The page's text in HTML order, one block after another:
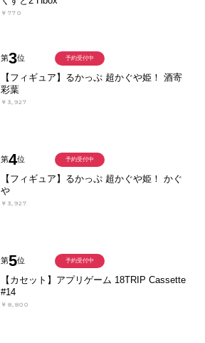
￥770
第3位
【フィギュア】るかっぷ 超かぐや姫！ 酒寄
彩葉
￥3,927
予約受付中
第4位
【フィギュア】るかっぷ 超かぐや姫！ かぐ
や
￥3,927
予約受付中
第5位
【カセット】アプリゲーム 18TRIP Cassette
#14
￥8,800
予約受付中